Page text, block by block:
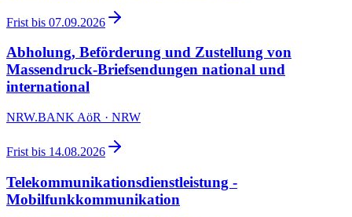
Frist bis 07.09.2026
Abholung, Beförderung und Zustellung von
Massendruck-Briefsendungen national und
international
NRW.BANK AöR · NRW
Frist bis 14.08.2026
Telekommunikationsdienstleistung -
Mobilfunkkommunikation